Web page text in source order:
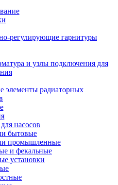
регулирующие гарнитуры
и узлы подключения для
элементы радиаторных
насосов
бытовые
промышленные
и фекальные
установки